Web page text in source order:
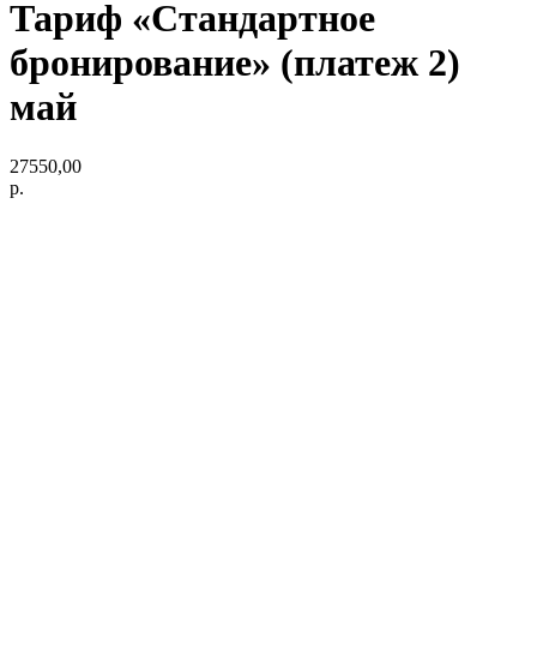
Тариф «Стандартное
бронирование» (платеж 2)
май
27550,00
р.